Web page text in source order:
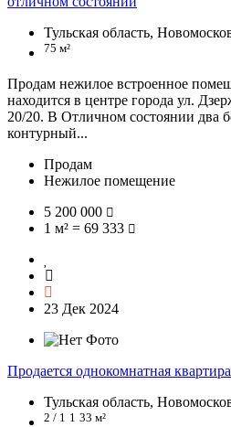
Тульская область,
75 м²
Продам нежилое встроенное
находится в центре города ул.
20/20. В Отличном состоянии два
контурный...
Продам
Нежилое помещение
5 200 000
1 м² = 69 333
23 Дек 2024
Продается однокомнатная
Тульская область,
2 / 1 1 33 м²